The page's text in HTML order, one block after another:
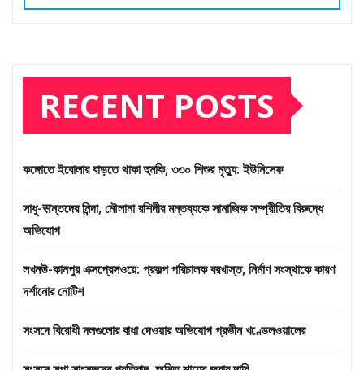
RECENT POSTS
কঙ্গোতে ইবোলার বাড়তে থাকা হুমকি, ৩৩০ শিশুর মৃত্যু: ইউনিসেফ
সাধু-सন্তদের নিন্দা, মৌলানা রশিদীর মন্তব্যকে সামাজিক সম্প্রীতির বিরুদ্ধে
অভিযোগ
লখনউ-কানপুর এক্সপ্রেসওয়ে: প্রকল্প পরিচালক বরখাস্ত, নির্মাণ সংস্থাকে কারণ
দর্শানোর নোটিশ
সংসদে বিরোধী দলগুলোর বাধা দেওয়ার অভিযোগ প্রভীন খণ্ডেলওয়ালের